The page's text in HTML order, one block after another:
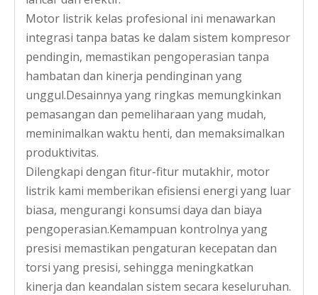
Dijual Motor Mesin Cuci Vintage Dc Motor Mesin Cuci Rotor Twin Tub Di Kanada
Motor listrik kelas profesional ini menawarkan
integrasi tanpa batas ke dalam sistem kompresor
pendingin, memastikan pengoperasian tanpa
hambatan dan kinerja pendinginan yang
unggul.Desainnya yang ringkas memungkinkan
pemasangan dan pemeliharaan yang mudah,
meminimalkan waktu henti, dan memaksimalkan
produktivitas.
Dilengkapi dengan fitur-fitur mutakhir, motor
listrik kami memberikan efisiensi energi yang luar
biasa, mengurangi konsumsi daya dan biaya
pengoperasian.Kemampuan kontrolnya yang
presisi memastikan pengaturan kecepatan dan
torsi yang presisi, sehingga meningkatkan
kinerja dan keandalan sistem secara keseluruhan.